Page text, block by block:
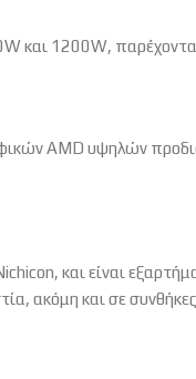
και 1200W,
AMD υψηλών
και είναι
ακόμη και σε συνθήκες